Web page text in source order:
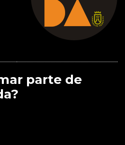
parte de